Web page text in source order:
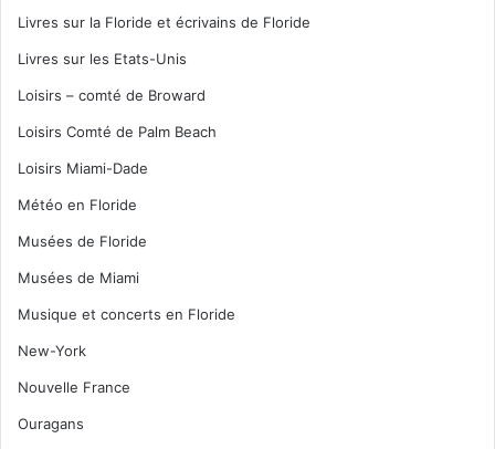
Livres sur la Floride et écrivains de Floride
Livres sur les Etats-Unis
Loisirs – comté de Broward
Loisirs Comté de Palm Beach
Loisirs Miami-Dade
Météo en Floride
Musées de Floride
Musées de Miami
Musique et concerts en Floride
New-York
Nouvelle France
Ouragans